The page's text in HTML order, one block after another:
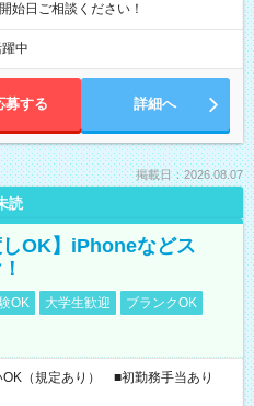
始日ご相談ください！
中
募する 詳細へ
掲載日：2026.08.07
読
しOK】iPhoneなどス
OK 大学生歓迎
ブランクOK
（規定あり） ■初勤務手当あり